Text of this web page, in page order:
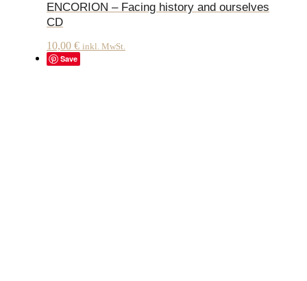
ENCORION – Facing history and ourselves
CD
10,00 € inkl. MwSt.
Save